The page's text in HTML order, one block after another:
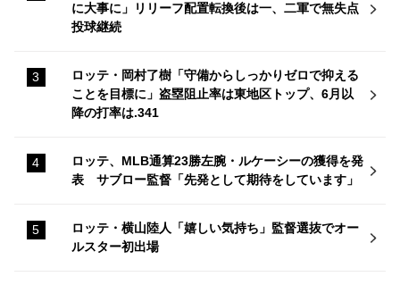
に大事に」リリーフ配置転換後は一、二軍で無失点
投球継続
ロッテ・岡村了樹「守備からしっかりゼロで抑える
ことを目標に」盗塁阻止率は東地区トップ、6月以
降の打率は.341
ロッテ、MLB通算23勝左腕・ルケーシーの獲得を発
表 サブロー監督「先発として期待をしています」
ロッテ・横山陸人「嬉しい気持ち」監督選抜でオー
ルスター初出場